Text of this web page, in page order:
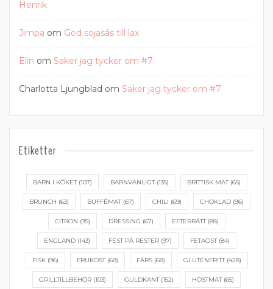
Henrik
Jimpa om God sojasås till lax
Elin om Saker jag tycker om #7
Charlotta Ljungblad om Saker jag tycker om #7
Etiketter
BARN I KÖKET(107) BARNVÄNLIGT(135) BRITTISK MAT(65)
BRUNCH (63) BUFFÉMAT(67) CHILI (69) CHOKLAD (96)
CITRON (95) DRESSING (67) EFTERRÄTT(88)
ENGLAND(143) FEST PÅ RESTER(97) FETAOST(84)
FISK(96) FRUKOST(68) FÄRS(68) GLUTENFRITT(428)
GRILLTILLBEHÖR (103) GULDKANT(152) HÖSTMAT(65)